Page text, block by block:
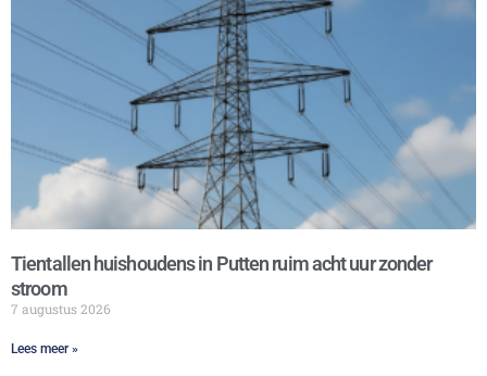
Tientallen huishoudens in Putten ruim acht uur zonder
stroom
7 augustus 2026
Lees meer »